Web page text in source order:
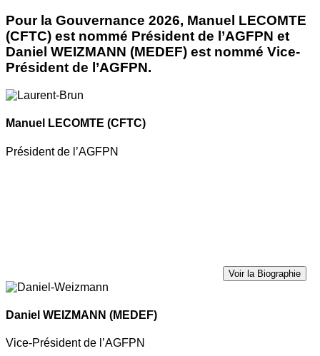
Pour la Gouvernance 2026, Manuel LECOMTE
(CFTC) est nommé Président de l’AGFPN et
Daniel WEIZMANN (MEDEF) est nommé Vice-
Président de l’AGFPN.
Manuel LECOMTE (CFTC)
Président de l’AGFPN
Voir la Biographie
Daniel WEIZMANN (MEDEF)
Vice-Président de l’AGFPN